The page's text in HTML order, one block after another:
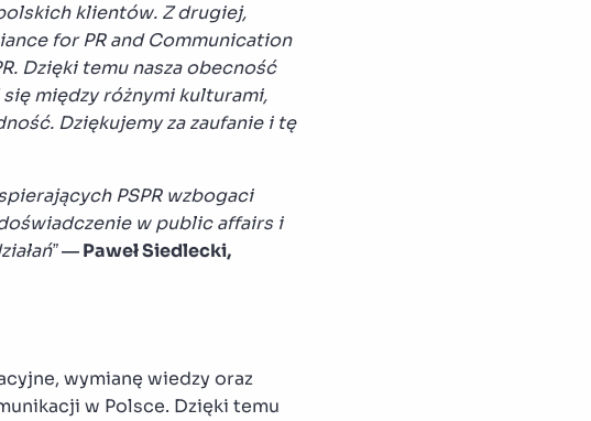
klientów. Z drugiej,
for PR and Communication
Dzięki temu nasza obecność
między różnymi kulturami,
Dziękujemy za zaufanie i tę
PSPR wzbogaci
w public affairs i
— Paweł Siedlecki,
wymianę wiedzy oraz
w Polsce. Dzięki temu